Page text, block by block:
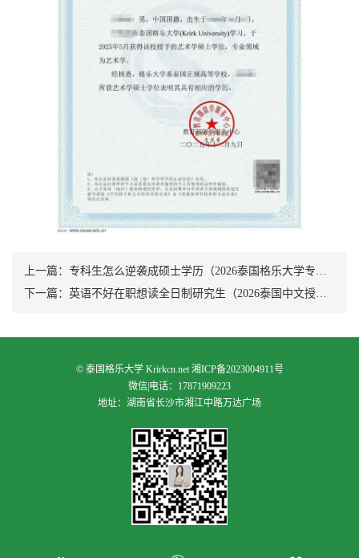
上一篇： 专科生怎么逆袭成硕士学历（2026泰国格乐大学专升本/专升硕本科+硕士学位）
下一篇： 英语不好在职想读全日制研究生（2026泰国中文授课硕士）
© 泰国格乐大学Krirkcn.net 湘ICP备2023004911号
微信|电话：17871909223
地址：湖南省长沙市湘江中路万达广场